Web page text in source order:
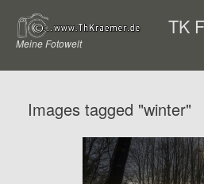
Inhalt
springen
TK
Meine Fotowelt
Images tagged "winter"